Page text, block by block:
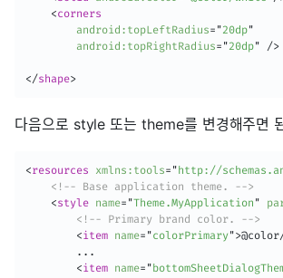
<corners
android: topLeftRadius= "20dp"
android: topRightRadius= "20dp" />
</shape>
다음으로 style 또는 theme를 변경해주면
<resources xmlns: tools= " http://
<!-- Base application theme. -->
<style name= "Theme.MyApplication "
<!-- Primary brand color. -->
<item name= "colorPrimary">
<item name= "